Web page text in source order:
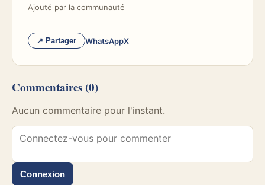
Ajouté par la communauté
↗ Partager WhatsAppX
Commentaires (0)
Aucun commentaire pour l'instant.
Connexion